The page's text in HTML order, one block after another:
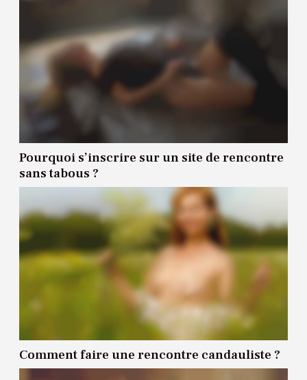
Pourquoi s’inscrire sur un site de rencontre
sans tabous ?
Comment faire une rencontre candauliste ?